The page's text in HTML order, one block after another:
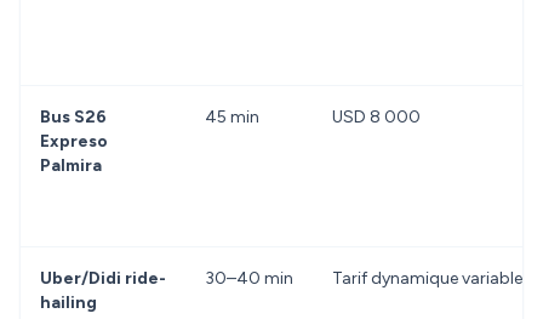
Bus S26
Expreso
Palmira
45 min USD 8 000
Uber/Didi ride-
hailing
30–40 min Tarif dynamique variable